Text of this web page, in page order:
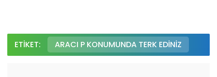
ETIKET: ARACI P KONUMUNDA TERK EDINIZ